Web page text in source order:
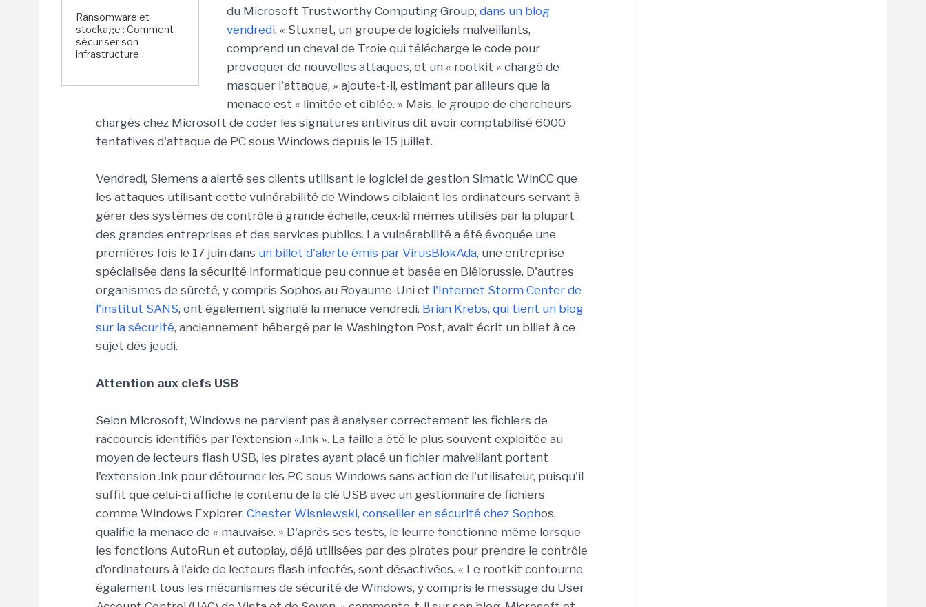
Ransomware et
stockage : Comment
sécuriser son
infrastructure
du Microsoft Trustworthy Computing Group, dans un blog
vendredi. « Stuxnet, un groupe de logiciels malveillants,
comprend un cheval de Troie qui télécharge le code pour
provoquer de nouvelles attaques, et un « rootkit » chargé de
masquer l'attaque, » ajoute-t-il, estimant par ailleurs que la
menace est « limitée et ciblée. » Mais, le groupe de chercheurs
chargés chez Microsoft de coder les signatures antivirus dit avoir comptabilisé 6000
tentatives d'attaque de PC sous Windows depuis le 15 juillet.
Vendredi, Siemens a alerté ses clients utilisant le logiciel de gestion Simatic WinCC que
les attaques utilisant cette vulnérabilité de Windows ciblaient les ordinateurs servant à
gérer des systèmes de contrôle à grande échelle, ceux-là mêmes utilisés par la plupart
des grandes entreprises et des services publics. La vulnérabilité a été évoquée une
premières fois le 17 juin dans un billet d'alerte émis par VirusBlokAda, une entreprise
spécialisée dans la sécurité informatique peu connue et basée en Biélorussie. D'autres
organismes de sûreté, y compris Sophos au Royaume-Uni et l'Internet Storm Center de
l'institut SANS, ont également signalé la menace vendredi. Brian Krebs, qui tient un blog
sur la sécurité, anciennement hébergé par le Washington Post, avait écrit un billet à ce
sujet dès jeudi.
Attention aux clefs USB
Selon Microsoft, Windows ne parvient pas à analyser correctement les fichiers de
raccourcis identifiés par l'extension «.Ink ». La faille a été le plus souvent exploitée au
moyen de lecteurs flash USB, les pirates ayant placé un fichier malveillant portant
l'extension .Ink pour détourner les PC sous Windows sans action de l'utilisateur, puisqu'il
suffit que celui-ci affiche le contenu de la clé USB avec un gestionnaire de fichiers
comme Windows Explorer. Chester Wisniewski, conseiller en sécurité chez Sophos,
qualifie la menace de « mauvaise. » D'après ses tests, le leurre fonctionne même lorsque
les fonctions AutoRun et autoplay, déjà utilisées par des pirates pour prendre le contrôle
d'ordinateurs à l'aide de lecteurs flash infectés, sont désactivées. « Le rootkit contourne
également tous les mécanismes de sécurité de Windows, y compris le message du User